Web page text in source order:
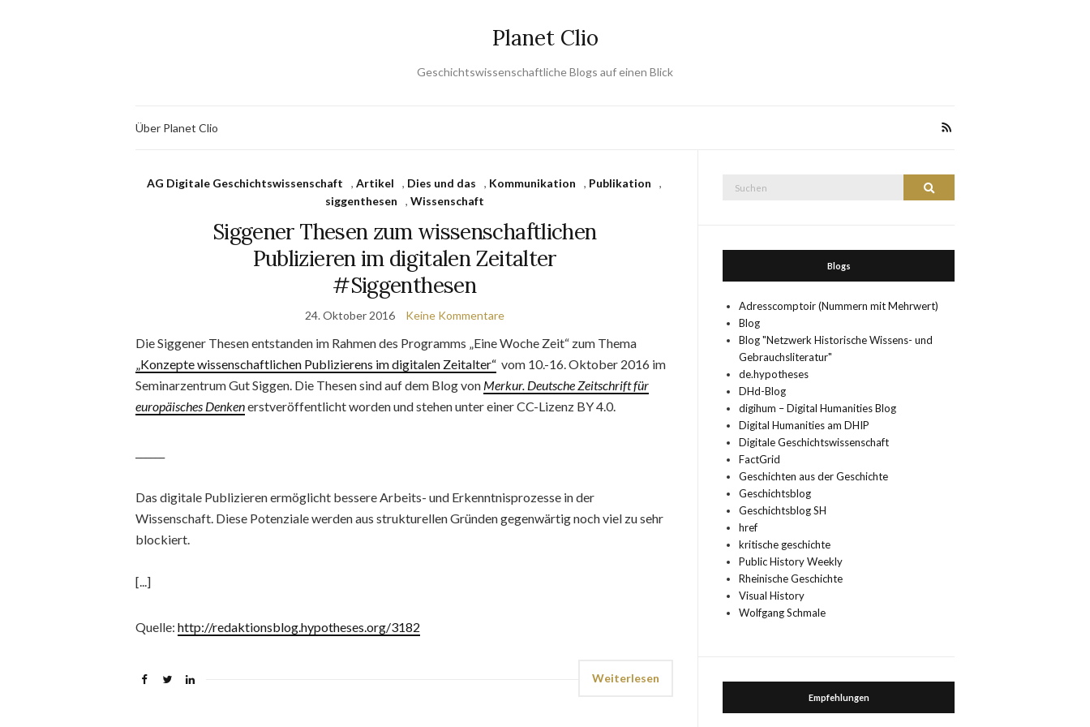
Planet Clio
Geschichtswissenschaftliche Blogs auf einen Blick
Über Planet Clio
AG Digitale Geschichtswissenschaft ,Artikel , Dies und das , Kommunikation , Publikation
,
siggenthesen
, Wissenschaft
Siggener Thesen zum wissenschaftlichen
Publizieren im digitalen Zeitalter
#Siggenthesen
24. Oktober 2016 Keine Kommentare
Die Siggener Thesen entstanden im Rahmen des Programms „Eine Woche Zeit“ zum Thema
„Konzepte wissenschaftlichen Publizierens im digitalen Zeitalter“ vom 10.-16. Oktober 2016 im
Seminarzentrum Gut Siggen. Die Thesen sind auf dem Blog von Merkur. Deutsche Zeitschrift für
europäisches Denkenerstveröffentlicht worden und stehen unter einer CC-Lizenz BY 4.0.
Das digitale Publizieren ermöglicht bessere Arbeits- und Erkenntnisprozesse in der
Wissenschaft. Diese Potenziale werden aus strukturellen Gründen gegenwärtig noch viel zu sehr
blockiert.
[...]
Quelle: http://redaktionsblog.hypotheses.org/3182
Weiterlesen
Suchen
Blogs
Adresscomptoir (Nummern mit Mehrwert)
Blog
Blog "Netzwerk Historische Wissens- und
Gebrauchsliteratur"
de.hypotheses
DHd-Blog
digihum – Digital Humanities Blog
Digital Humanities am DHIP
Digitale Geschichtswissenschaft
FactGrid
Geschichten aus der Geschichte
Geschichtsblog
Geschichtsblog SH
href
kritische geschichte
Public History Weekly
Rheinische Geschichte
Visual History
Wolfgang Schmale
Empfehlungen